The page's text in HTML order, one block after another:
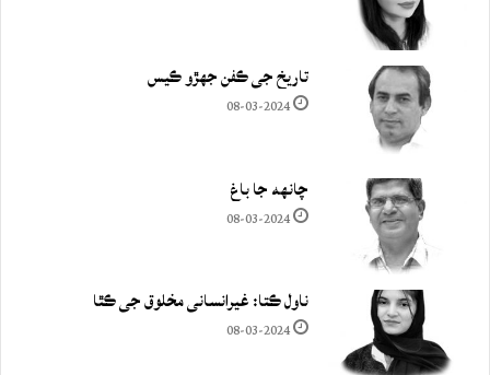
تاريخ جي ڪفن جھڙو ڪيس
08-03-2024
چانهه جا باغ
08-03-2024
ناول ڪتا: غيرانساني مخلوق جي ڪٿا
08-03-2024